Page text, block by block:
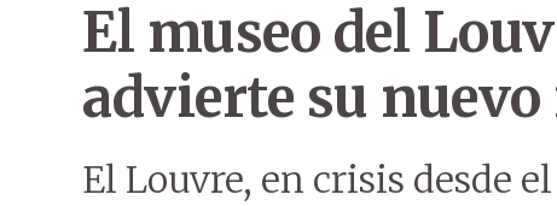
El museo del
advierte su
El Louvre, en crisis desde